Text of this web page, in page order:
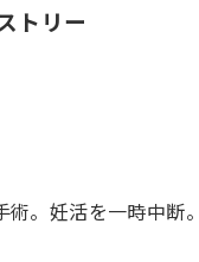
トリー
。妊活を一時中断。